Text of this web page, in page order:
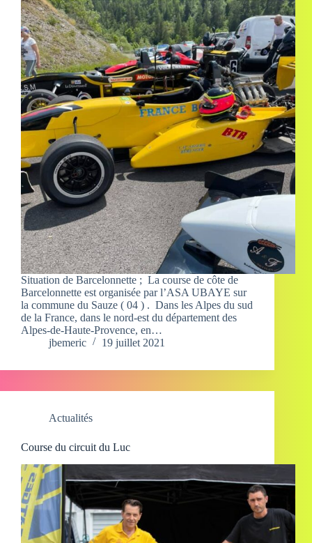
Situation de Barcelonnette ; La course de côte de
Barcelonnette est organisée par l’ASA UBAYE sur
la commune du Sauze ( 04 ) . Dans les Alpes du sud
de la France, dans le nord-est du département des
Alpes-de-Haute-Provence, en…
jbemeric
19 juillet 2021
Actualités
Course du circuit du Luc